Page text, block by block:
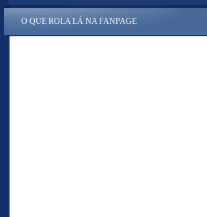
O QUE ROLA LÁ NA FANPAGE